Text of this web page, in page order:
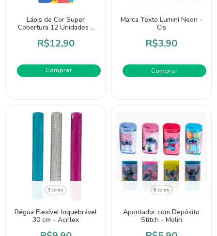
Lápis de Cor Super
Cobertura 12 Unidades -
R$12,90
Marca Texto Lumini Neon -
Cis
R$3,90
Comprar
3 cores
Régua Flexível Inquebrável
30 cm - Acrilex
8 cores
Apontador com Depósito
Stitch - Molin